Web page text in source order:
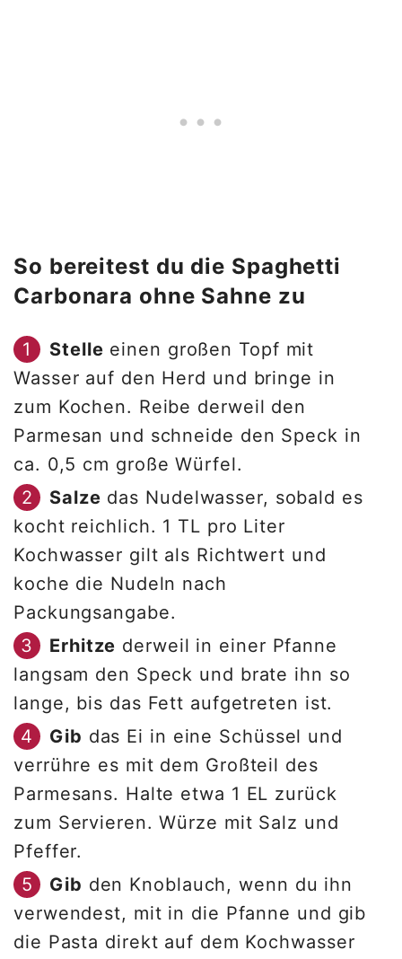
So bereitest du die Spaghetti
Carbonara ohne Sahne zu
Stelle einen großen Topf mit
Wasser auf den Herd und bringe in
zum Kochen. Reibe derweil den
Parmesan und schneide den Speck in
ca. 0,5 cm große Würfel.
Salze das Nudelwasser, sobald es
kocht reichlich. 1 TL pro Liter
Kochwasser gilt als Richtwert und
koche die Nudeln nach
Packungsangabe.
Erhitze derweil in einer Pfanne
langsam den Speck und brate ihn so
lange, bis das Fett aufgetreten ist.
Gib das Ei in eine Schüssel und
verrühre es mit dem Großteil des
Parmesans. Halte etwa 1 EL zurück
zum Servieren. Würze mit Salz und
Pfeffer.
Gib den Knoblauch, wenn du ihn
verwendest, mit in die Pfanne und gib
die Pasta direkt auf dem Kochwasser